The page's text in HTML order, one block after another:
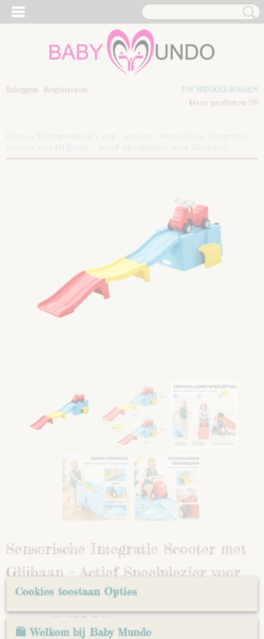
Inloggen Registreren
UW WINKELWAGEN
Geen producten (0)
Home > Babyspeelgoed > step - scooter > Sensorische Integratie
Scooter met Glijbaan – Actief Speelplezier voor Kinderen!
Sensorische Integratie Scooter met
Glijbaan – Actief Speelplezier voor
Kinderen!
€ 249,00 € 199,00
Cookies toestaan Opties
🛍 Welkom bij Baby Mundo